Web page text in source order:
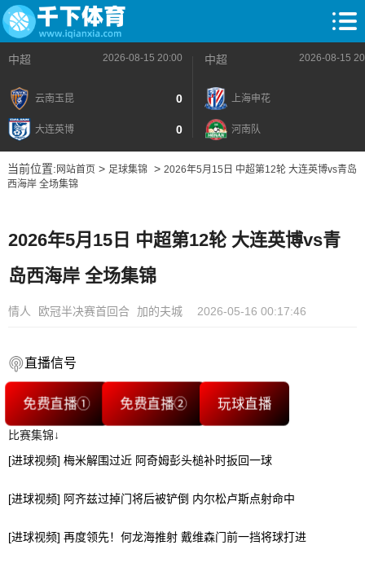
中超 2026-08-15 20:00
云南玉昆 0
大连英博 0
中超 2026-08-15
上海申花
河南队
当前位置: 网站首页> 足球集锦> 2026年5月15日 中超第12轮 大连英博vs青岛
西海岸 全场集锦
2026年5月15日 中超第12轮 大连英博vs青
岛西海岸 全场集锦
情人 欧冠半决赛首回合 加的夫城 2026-05-16 00:17:46
直播信号
免费直播① 免费直播② 玩球直播
比赛集锦↓
[进球视频] 梅米解围过近 阿奇姆彭头槌补时扳回一球
[进球视频] 阿齐兹过掉门将后被铲倒 内尔松卢斯点射命中
[进球视频] 再度领先！何龙海推射 戴维森门前一挡将球打进